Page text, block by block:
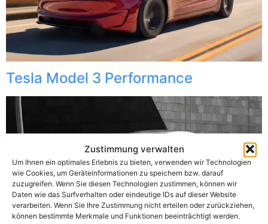
Zustimmung verwalten
Um Ihnen ein optimales Erlebnis zu bieten, verwenden wir Technologien
wie Cookies, um Geräteinformationen zu speichern bzw. darauf
zuzugreifen. Wenn Sie diesen Technologien zustimmen, können wir
Daten wie das Surfverhalten oder eindeutige IDs auf dieser Website
verarbeiten. Wenn Sie Ihre Zustimmung nicht erteilen oder zurückziehen,
können bestimmte Merkmale und Funktionen beeinträchtigt werden.
Tesla Model 3 Performance